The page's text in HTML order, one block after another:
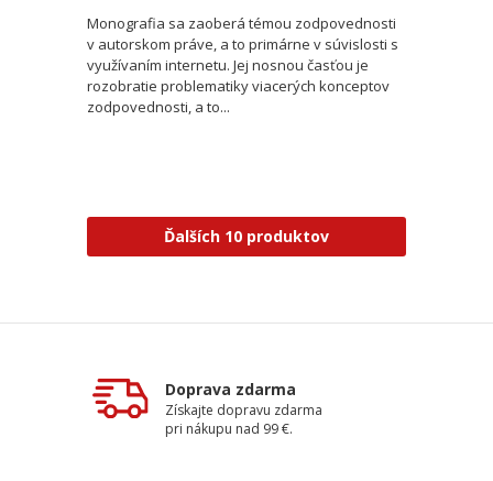
Monografia sa zaoberá témou zodpovednosti
v autorskom práve, a to primárne v súvislosti s
využívaním internetu. Jej nosnou časťou je
rozobratie problematiky viacerých konceptov
zodpovednosti, a to...
Ďalších 10 produktov
Doprava zdarma
Získajte dopravu zdarma
pri nákupu nad 99 €.